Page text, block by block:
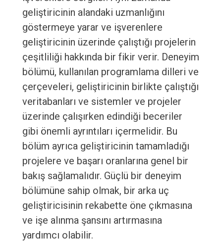
geliştiricinin alandaki uzmanlığını
göstermeye yarar ve işverenlere
geliştiricinin üzerinde çalıştığı projelerin
çeşitliliği hakkında bir fikir verir. Deneyim
bölümü, kullanılan programlama dilleri ve
çerçeveleri, geliştiricinin birlikte çalıştığı
veritabanları ve sistemler ve projeler
üzerinde çalışırken edindiği beceriler
gibi önemli ayrıntıları içermelidir. Bu
bölüm ayrıca geliştiricinin tamamladığı
projelere ve başarı oranlarına genel bir
bakış sağlamalıdır. Güçlü bir deneyim
bölümüne sahip olmak, bir arka uç
geliştiricisinin rekabette öne çıkmasına
ve işe alınma şansını artırmasına
yardımcı olabilir.